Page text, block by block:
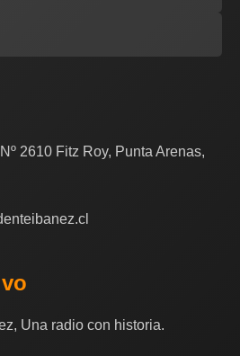
2610 Fitz Roy, Punta Arenas,
Una radio con historia.